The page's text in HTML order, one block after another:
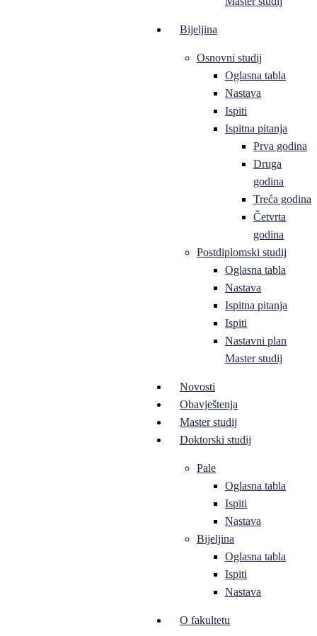
Bijeljina
Osnovni studij
Oglasna tabla
Nastava
Ispiti
Ispitna pitanja
Prva godina
Druga
godina
Treća godina
Četvrta
godina
Postdiplomski studij
Oglasna tabla
Nastava
Ispitna pitanja
Ispiti
Nastavni plan
Master studij
Novosti
Obavještenja
Master studij
Doktorski studij
Pale
Oglasna tabla
Ispiti
Nastava
Bijeljina
Oglasna tabla
Ispiti
Nastava
O fakultetu